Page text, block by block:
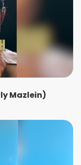
Mazlein)